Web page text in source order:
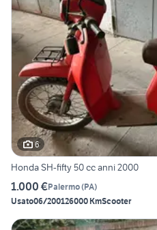
6
Honda SH-fifty 50 cc anni 2000
1.000 €Palermo(PA)
Usato06/200126000 KmScooter